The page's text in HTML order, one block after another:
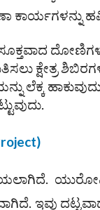
ಕಾರ್ಯಗಳನ್ನು
ಸೂಕ್ತವಾದ
ಕ್ಷೇತ್ರ
ಲೆಕ್ಕ
ಇವು